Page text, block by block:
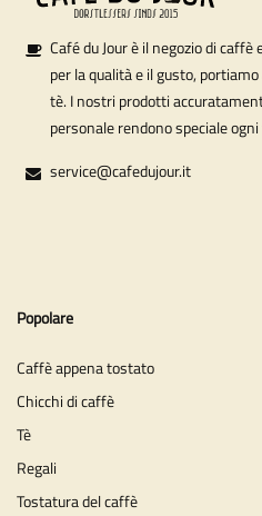
Café du Jour è il negozio di
per la qualità e il gusto,
tè. I nostri prodotti
personale rendono speciale ogni
service@cafedujour.it
Popolare
Caffè appena tostato
Chicchi di caffè
Tè
Regali
Tostatura del caffè